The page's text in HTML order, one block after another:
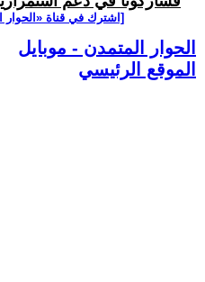
[اشترك في قناة ‫«الحوار
الحوار المتمدن - موبايل
الموقع الرئيسي